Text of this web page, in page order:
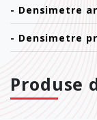
- Densimetre
- Densimetre
Produse